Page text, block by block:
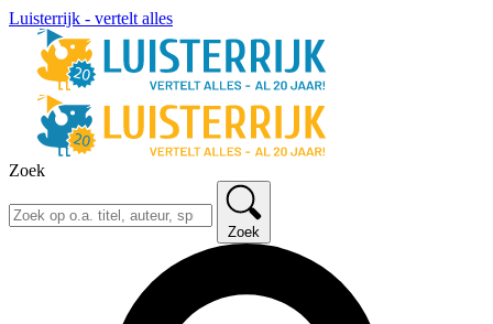
Luisterrijk - vertelt alles
Zoek
Zoek